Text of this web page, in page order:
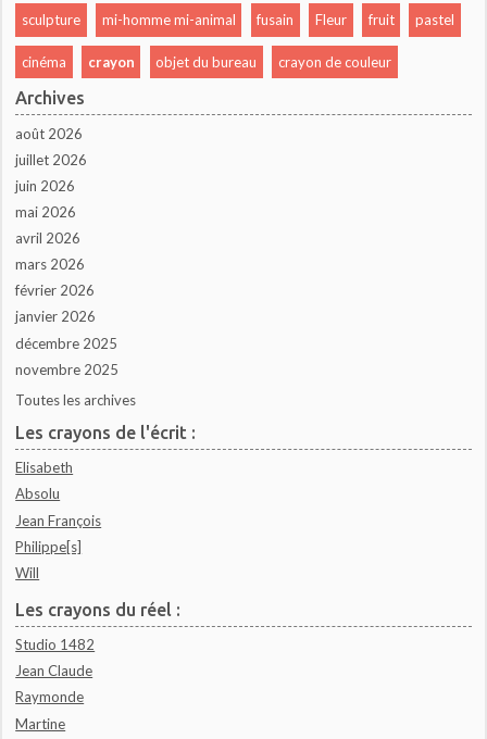
sculpture mi-homme mi-animal fusain Fleur fruit pastel
cinéma crayon objet du bureau crayon de couleur
Archives
août 2026
juillet 2026
juin 2026
mai 2026
avril 2026
mars 2026
février 2026
janvier 2026
décembre 2025
novembre 2025
Toutes les archives
Les crayons de l'écrit :
Elisabeth
Absolu
Jean François
Philippe[s]
Will
Les crayons du réel :
Studio 1482
Jean Claude
Raymonde
Martine